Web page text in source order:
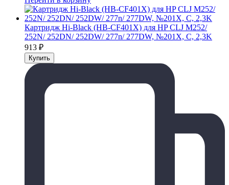
Картридж Hi-Black (HB-CF401X) для HP CLJ M252/
252N/ 252DN/ 252DW/ 277n/ 277DW, №201X, C, 2,3K
913 ₽